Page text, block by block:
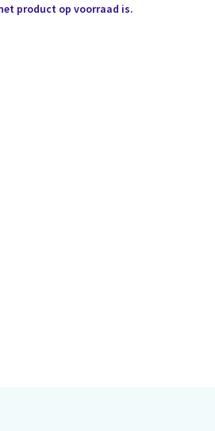
product op voorraad is.